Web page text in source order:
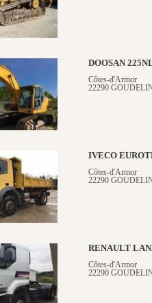
DOOSAN
Côtes-d'Armor
22290
IVECO
Côtes-d'Armor
22290
RENAULT
Côtes-d'Armor
22290